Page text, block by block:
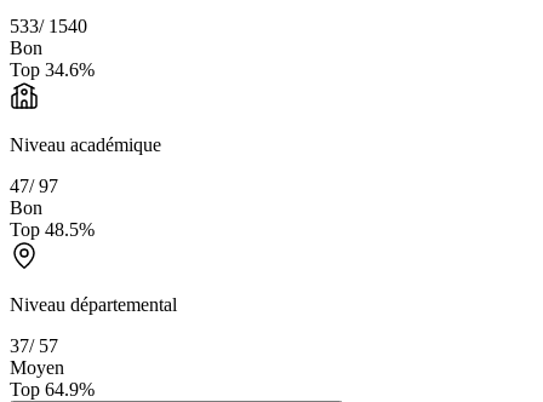
533/ 1540
Bon
Top 34.6%
Niveau académique
47/97
Bon
Top 48.5%
Niveau départemental
37/ 57
Moyen
Top 64.9%